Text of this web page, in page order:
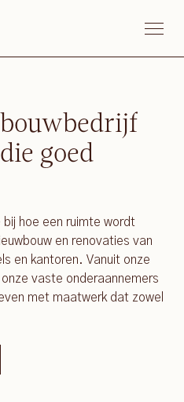
goed
bij hoe een ruimte wordt
en renovaties van
en kantoren. Vanuit onze
vaste onderaannemers
met maatwerk dat zowel